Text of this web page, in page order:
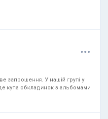
...
запрошення. У нашій групі у
купа обкладинок з альбомами